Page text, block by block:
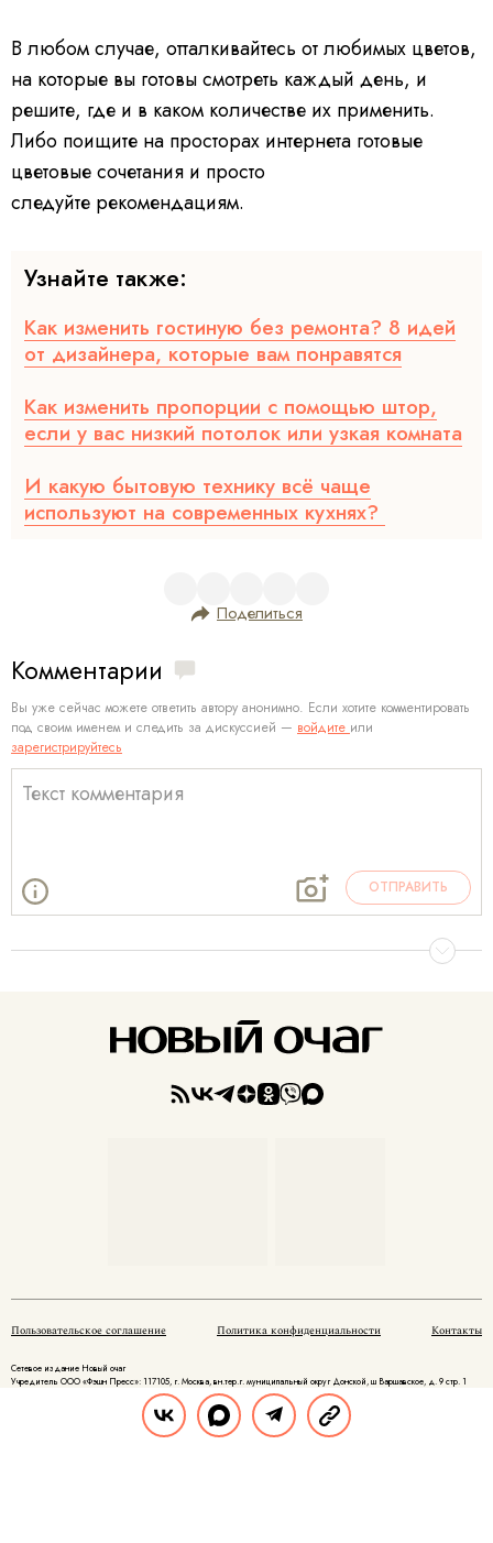
В любом случае, отталкивайтесь от любимых цветов,
на которые вы готовы смотреть каждый день, и
решите, где и в каком количестве их применить.
Либо поищите на просторах интернета готовые
цветовые сочетания и просто
следуйте рекомендациям.
Узнайте также:
Как изменить гостиную без ремонта? 8 идей
от дизайнера, которые вам понравятся
Как изменить пропорции с помощью штор,
если у вас низкий потолок или узкая комната
И какую бытовую технику всё чаще
используют на современных кухнях?
Поделиться
Комментарии
Вы уже сейчас можете ответить автору анонимно. Если хотите комментировать
под своим именем и следить за дискуссией — войдите или
зарегистрируйтесь
ОТПРАВИТЬ
Пользовательское соглашение Политика конфиденциальности Контакты
Сетевое издание Новый очаг
Учредитель ООО «Фэшн Пресс»: 117105, г. Москва, вн.тер.г. муниципальный округ Донской, ш Варшавское, д. 9 стр. 1
Адрес редакции: 117105, г. Москва, вн.тер.г. муниципальный округ Донской, ш Варшавское, д. 9 стр. 1
Главный редактор: Родикова Наталья Александровна
Адрес электронной почты редакции: info@novochag.ru
Номер телефона редакции: +7 (495) 252-09-99